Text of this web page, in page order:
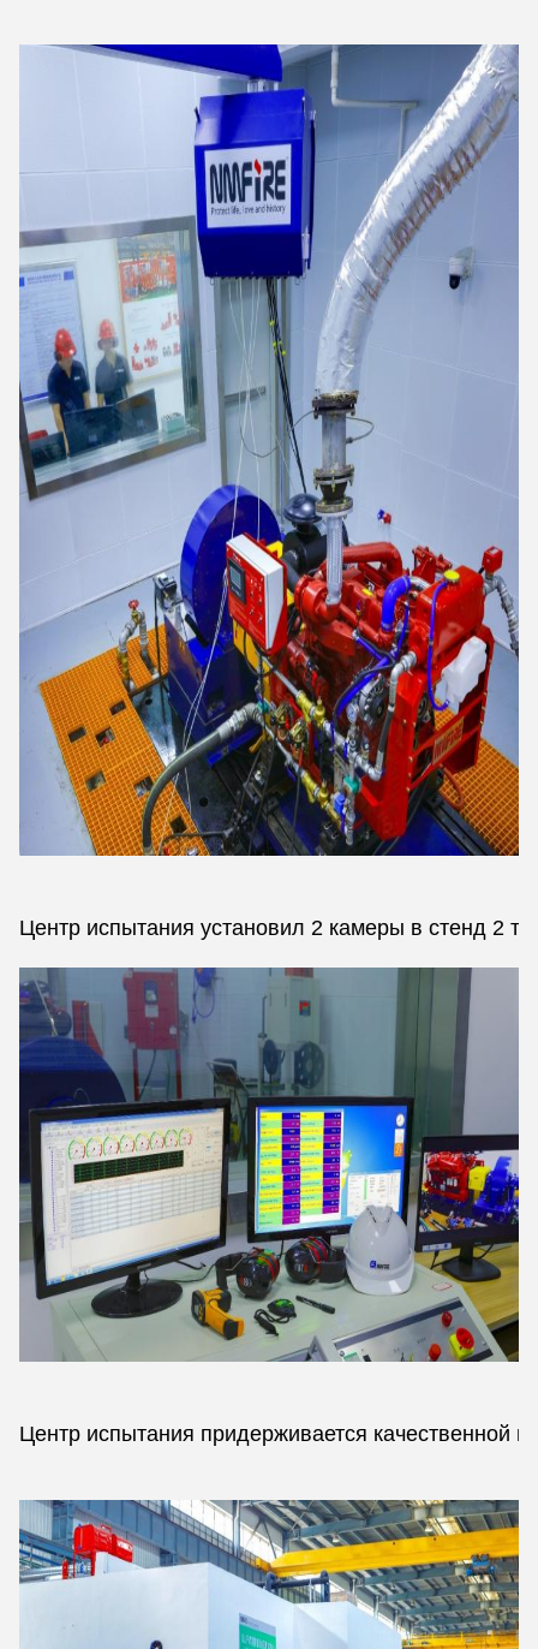
Центр испытания установил 2 камеры в стенд 2
Центр испытания придерживается качественной